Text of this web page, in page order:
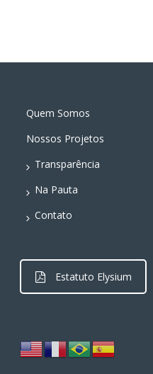
Quem Somos
Nossos Projetos
Transparência
Na Pauta
Contato
Estatuto Elysium